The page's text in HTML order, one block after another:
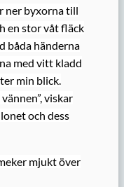
ner byxorna till
en stor våt fläck
båda händerna
med vitt kladd
min blick.
viskar
och dess
mjukt över